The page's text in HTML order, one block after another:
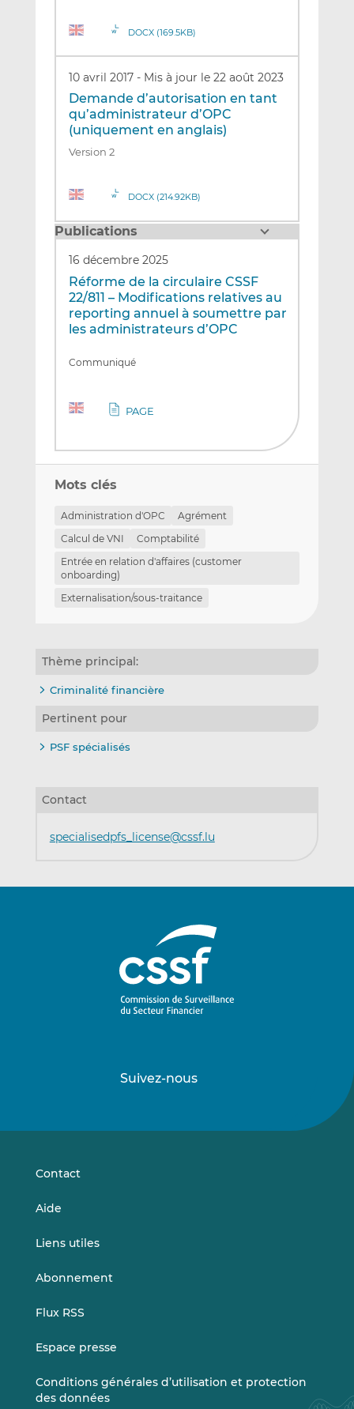
DOCX (169.5KB)
10 avril 2017 - Mis à jour le 22 août 2023
Demande d’autorisation en tant
qu’administrateur d’OPC
(uniquement en anglais)
Version 2
DOCX (214.92KB)
Publications
16 décembre 2025
Réforme de la circulaire CSSF
22/811 – Modifications relatives au
reporting annuel à soumettre par
les administrateurs d’OPC
Communiqué
PAGE
Mots clés
Administration d'OPC
Agrément
Calcul de VNI
Comptabilité
Entrée en relation d'affaires (customer
onboarding)
Externalisation/sous-traitance
Thème principal:
Criminalité financière
Pertinent pour
PSF spécialisés
Contact
specialisedpfs_license@cssf.lu
Suivez-nous
sursur
Contact
Aide
Liens utiles
Abonnement
Flux RSS
Espace presse
Conditions générales d’utilisation et protection
des données